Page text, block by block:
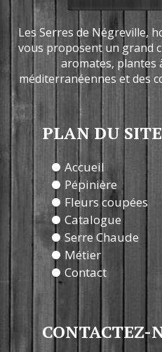
Les Serres de Négreville,
vous proposent un grand
aromates, plantes
méditerranéennes et des
PLAN DU SITE
Accueil
Pépinière
Fleurs coupées
Catalogue
Serre Chaude
Métier
Contact
CONTACTEZ-